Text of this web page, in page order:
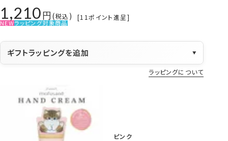
1,210 税込 [11ポイント進呈]
NEWラッピング対象商品
ギフトラッピングを追加 ▼
ラッピングについて
ピンク